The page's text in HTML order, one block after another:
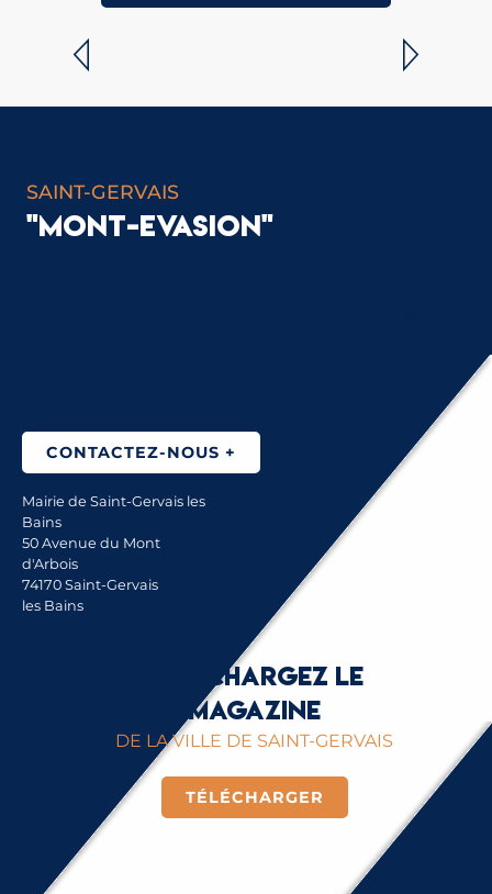
SAINT-GERVAIS
"MONT-EVASION"
CONTACTEZ-NOUS +
Mairie de Saint-Gervais les
Bains
50 Avenue du Mont
d'Arbois
74170 Saint-Gervais
les Bains
Téléchargez le
magazine
DE LA VILLE DE SAINT-GERVAIS
TÉLÉCHARGER